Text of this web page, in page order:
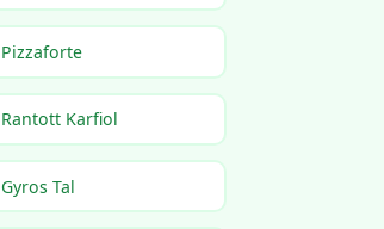
Pizzaforte
Rantott Karfiol
Gyros Tal